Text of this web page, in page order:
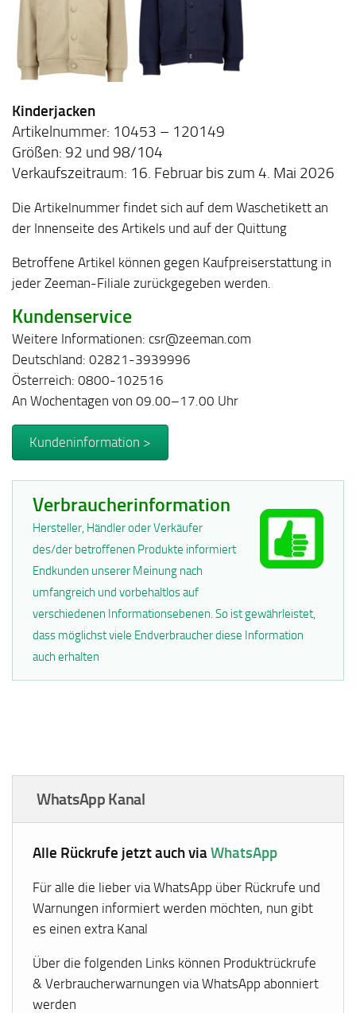
Kinderjacken
Artikelnummer: 10453 – 120149
Größen: 92 und 98/104
Verkaufszeitraum: 16. Februar bis zum 4. Mai 2026
Die Artikelnummer findet sich auf dem Waschetikett an
der Innenseite des Artikels und auf der Quittung
Betroffene Artikel können gegen Kaufpreiserstattung in
jeder Zeeman-Filiale zurückgegeben werden.
Kundenservice
Weitere Informationen: csr@zeeman.com
Deutschland: 02821-3939996
Österreich: 0800-102516
An Wochentagen von 09.00–17.00 Uhr
Kundeninformation >
Verbraucherinformation
Hersteller, Händler oder Verkäufer
des/der betroffenen Produkte informiert
Endkunden unserer Meinung nach
umfangreich und vorbehaltlos auf
verschiedenen Informationsebenen. So ist gewährleistet,
dass möglichst viele Endverbraucher diese Information
auch erhalten
WhatsApp Kanal
Alle Rückrufe jetzt auch viaWhatsApp
Für alle die lieber via WhatsApp über Rückrufe und
Warnungen informiert werden möchten, nun gibt
es einen extra Kanal
Über die folgenden Links können Produktrückrufe
& Verbraucherwarnungen via WhatsApp abonniert
werden